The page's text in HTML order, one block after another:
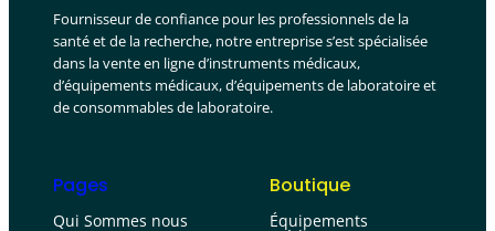
Fournisseur de confiance pour les professionnels de la
santé et de la recherche, notre entreprise s’est spécialisée
dans la vente en ligne d’instruments médicaux,
d’équipements médicaux, d’équipements de laboratoire et
de consommables de laboratoire.
Pages
Qui Sommes nous
Boutique
Équipements